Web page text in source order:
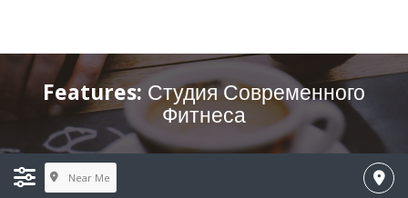
Features: Студия Современного
Фитнеса
Near Me